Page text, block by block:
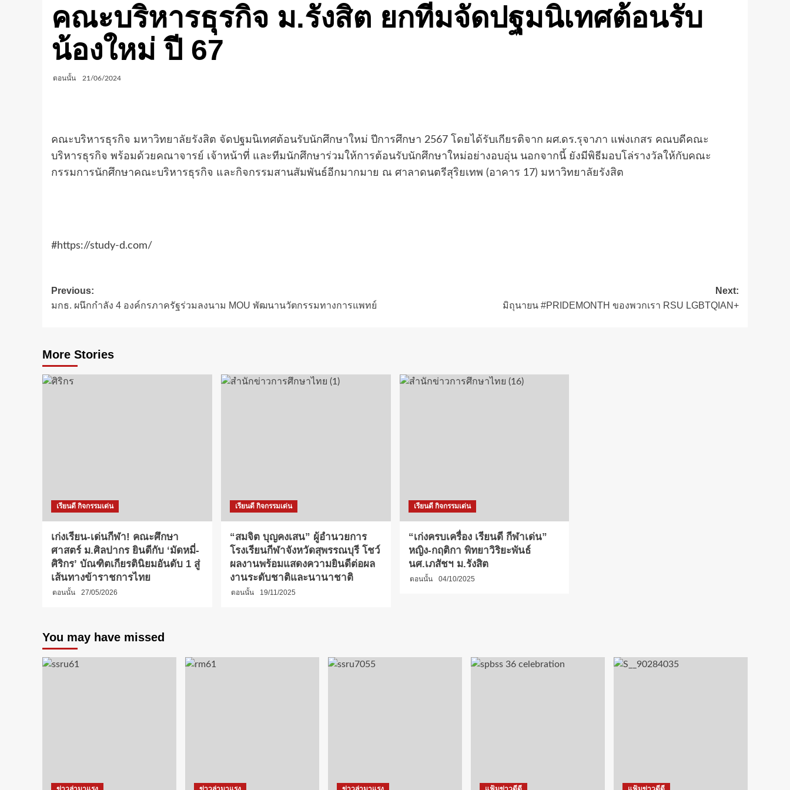
คณะบริหารธุรกิจ ม.รังสิต ยกทีมจัดปฐมนิเทศต้อนรับ
น้องใหม่ ปี 67
ตอนนั้น 21/06/2024
คณะบริหารธุรกิจ มหาวิทยาลัยรังสิต จัดปฐมนิเทศต้อนรับนักศึกษาใหม่ ปีการศึกษา 2567 โดยได้รับเกียรติจาก ผศ.ดร.รุจาภา แพ่งเกสร คณบดีคณะ
บริหารธุรกิจ พร้อมด้วยคณาจารย์ เจ้าหน้าที่ และทีมนักศึกษาร่วมให้การต้อนรับนักศึกษาใหม่อย่างอบอุ่น นอกจากนี้ ยังมีพิธีมอบโล่รางวัลให้กับคณะ
กรรมการนักศึกษาคณะบริหารธุรกิจ และกิจกรรมสานสัมพันธ์อีกมากมาย ณ ศาลาดนตรีสุริยเทพ (อาคาร 17) มหาวิทยาลัยรังสิต
#https://study-d.com/
Post
navigation
Previous:
มกธ. ผนึกกำลัง 4 องค์กรภาครัฐร่วมลงนาม MOU พัฒนานวัตกรรมทางการแพทย์
Next:
มิถุนายน #PRIDEMONTH ของพวกเรา RSU LGBTQIAN+
More Stories
เรียนดี กิจกรรมเด่น
เก่งเรียน-เด่นกีฬา! คณะศึกษา
ศาสตร์ ม.ศิลปากร ยินดีกับ ‘มัดหมี่-
ศิริกร’ บัณฑิตเกียรตินิยมอันดับ 1 สู่
เส้นทางข้าราชการไทย
ตอนนั้น 27/05/2026
เรียนดี กิจกรรมเด่น
“สมจิต บุญคงเสน” ผู้อำนวยการ
โรงเรียนกีฬาจังหวัดสุพรรณบุรี โชว์
ผลงานพร้อมแสดงความยินดีต่อผล
งานระดับชาติและนานาชาติ
ตอนนั้น 19/11/2025
เรียนดี กิจกรรมเด่น
“เก่งครบเครื่อง เรียนดี กีฬาเด่น”
หญิง-กฤติกา พิทยาวิริยะพันธ์
นศ.เภสัชฯ ม.รังสิต
ตอนนั้น 04/10/2025
You may have missed